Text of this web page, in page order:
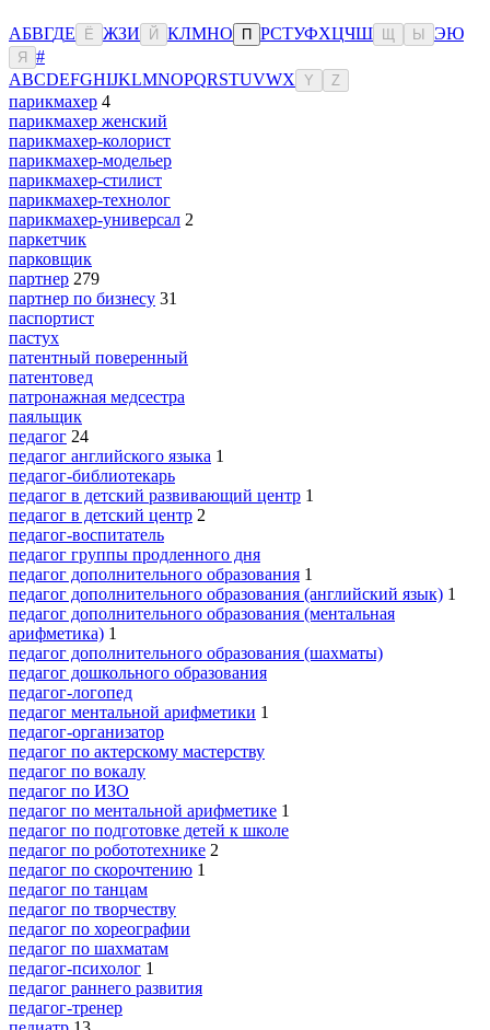
АБВГДЕ Ё ЖЗИ Й КЛМНО П РСТУФХЦЧШ Ы ЭЮ
Я
#
ABCDEFGHIJKLMNOPQRSTUVWX Y Z
парикмахер 4
парикмахер женский
парикмахер-колорист
парикмахер-модельер
парикмахер-стилист
парикмахер-технолог
парикмахер-универсал 2
паркетчик
парковщик
партнер 279
партнер по бизнесу 31
паспортист
пастух
патентный поверенный
патентовед
патронажная медсестра
паяльщик
педагог 24
педагог английского языка 1
педагог-библиотекарь
педагог в детский развивающий центр 1
педагог в детский центр 2
педагог-воспитатель
педагог группы продленного дня
педагог дополнительного образования 1
педагог дополнительного образования (английский язык) 1
педагог дополнительного образования (ментальная
арифметика) 1
педагог дополнительного образования (шахматы)
педагог дошкольного образования
педагог-логопед
педагог ментальной арифметики 1
педагог-организатор
педагог по актерскому мастерству
педагог по вокалу
педагог по ИЗО
педагог по ментальной арифметике 1
педагог по подготовке детей к школе
педагог по робототехнике 2
педагог по скорочтению 1
педагог по танцам
педагог по творчеству
педагог по хореографии
педагог по шахматам
педагог-психолог 1
педагог раннего развития
педагог-тренер